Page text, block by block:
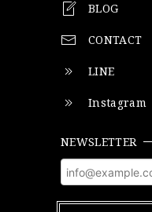
BLOG
CONTACT
LINE
Instagram
NEWSLETTER